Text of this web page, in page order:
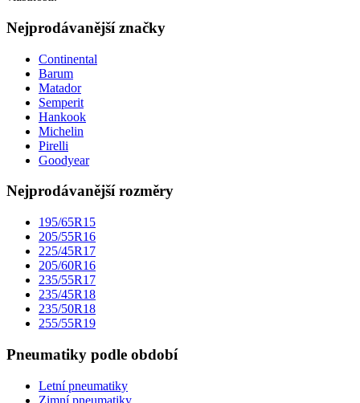
Nejprodávanější značky
Continental
Barum
Matador
Semperit
Hankook
Michelin
Pirelli
Goodyear
Nejprodávanější rozměry
195/65R15
205/55R16
225/45R17
205/60R16
235/55R17
235/45R18
235/50R18
255/55R19
Pneumatiky podle období
Letní pneumatiky
Zimní pneumatiky